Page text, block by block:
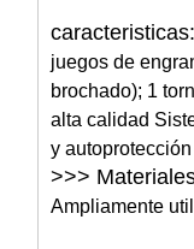
caracteristicas:
juegos de
brochado); 1
alta calidad
y
>>>
Ampliamente